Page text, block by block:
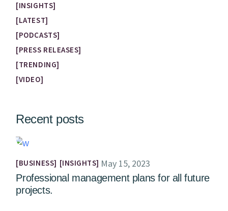
INSIGHTS
LATEST
PODCASTS
PRESS RELEASES
TRENDING
VIDEO
Recent posts
BUSINESS INSIGHTS May 15, 2023
Professional management plans for all future
projects.